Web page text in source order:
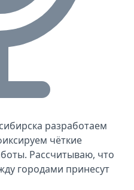
разработаем
чёткие
Рассчитываю, что
городами принесут